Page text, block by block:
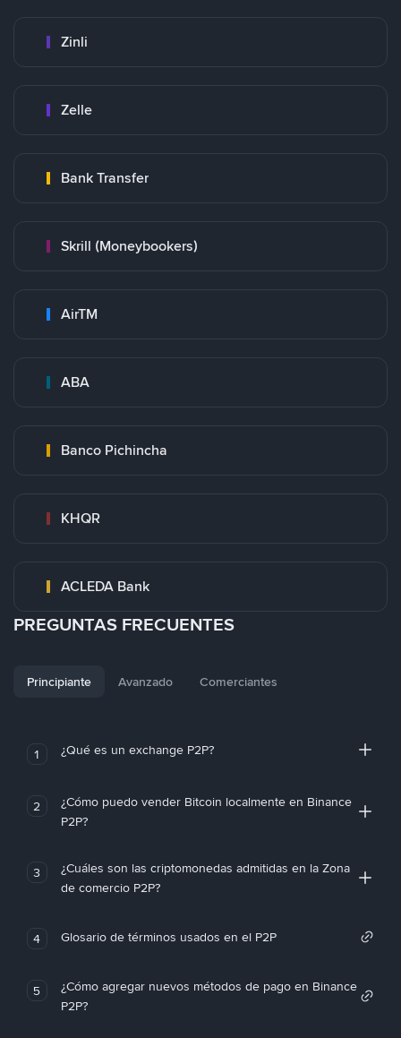
Zinli
Zelle
Bank Transfer
Skrill (Moneybookers)
AirTM
ABA
Banco Pichincha
KHQR
ACLEDA Bank
PREGUNTAS FRECUENTES
Principiante Avanzado Comerciantes
1 ¿Qué es un exchange P2P?
2
¿Cómo puedo vender Bitcoin localmente en Binance
P2P?
3
¿Cuáles son las criptomonedas admitidas en la Zona
de comercio P2P?
4 Glosario de términos usados en el P2P
5
¿Cómo agregar nuevos métodos de pago en Binance
P2P?